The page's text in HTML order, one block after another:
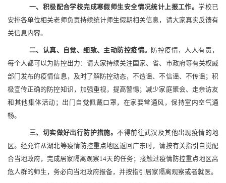
一、 积极配合学校完成寒假师生安全情况统计上报工作。学校已
安排各单位相关老师负责持续统计师生假期相关信息，请大家真实反馈有
关信息内容。
二、 认真、自觉、细致、主动防控疫情。
防控疫情，人人有责，
每个人都可以为防控出力：请大家持续关注国家、省、市政府等有关权威
部门发布的疫情信息，及时了解防控动态，不造谣、不信谣、不传谣；积
极宣传正确的防控知识，加强重视，提高警惕；减少家庭聚会、走亲访友
和其他集体活动；出门自觉佩戴口罩，在家要常通风，保持室内空气通
畅。
三、 切实做好出行防护措施。不得前往武汉及其他出现疫情的地
区。经允许从湖北等疫情防控重点地区返回广东时，请按有关指引自觉配
合当地政府，完成居家隔离观察14天的任务；接触过疫情防控重点地区高
危人群的师生，务必向当地政府报备，并按指引居家隔离观察或者就医。